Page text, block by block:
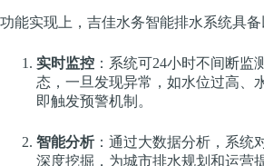
功能实现上，吉佳水务智能排水系统具备
实时监控 ：系统可24小时不间断监
态，一旦发现异常，如水位过高、
即触发预警机制。
智能分析：通过大数据分析，系统
深度挖掘，为城市排水规划和运营